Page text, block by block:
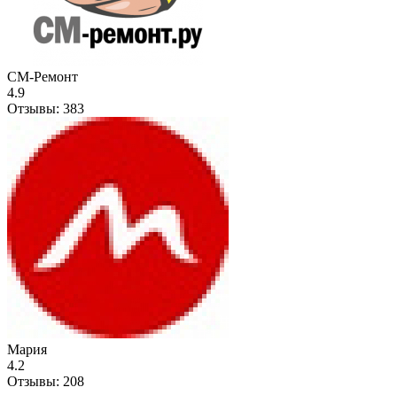
СМ-Ремонт
4.9
Отзывы: 383
Мария
4.2
Отзывы: 208